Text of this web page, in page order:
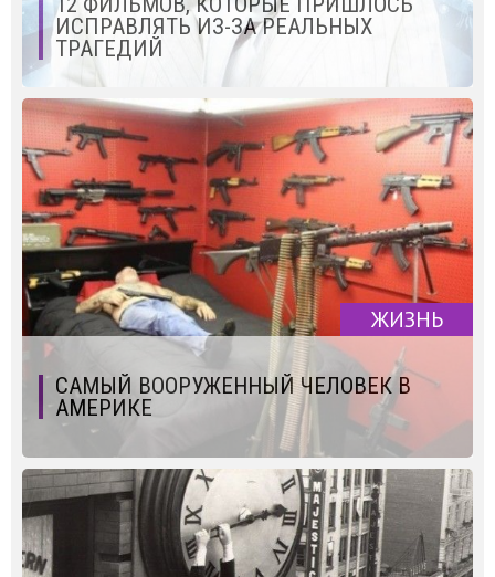
ИСПРАВЛЯТЬ ИЗ-ЗА РЕАЛЬНЫХ
ТРАГЕДИЙ
ЖИЗНЬ
САМЫЙ ВООРУЖЕННЫЙ ЧЕЛОВЕК В
АМЕРИКЕ